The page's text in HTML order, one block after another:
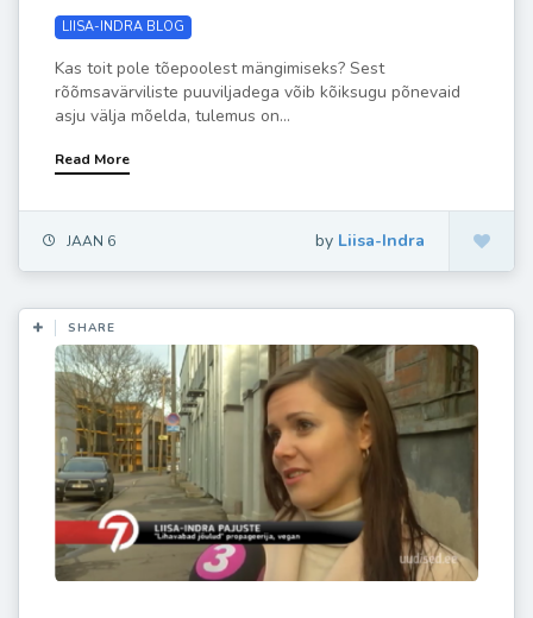
LIISA-INDRA BLOG
Kas toit pole tõepoolest mängimiseks? Sest
rõõmsavärviliste puuviljadega võib kõiksugu põnevaid
asju välja mõelda, tulemus on...
Read More
JAAN 6 by Liisa-Indra
SHARE